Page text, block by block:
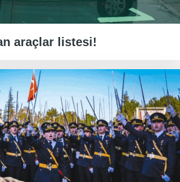
araçlar listesi!